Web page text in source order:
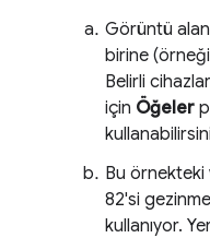
Görüntü
birine
Belirli
için Öğeler
Bu örnekteki
82'si
kullanıyor.